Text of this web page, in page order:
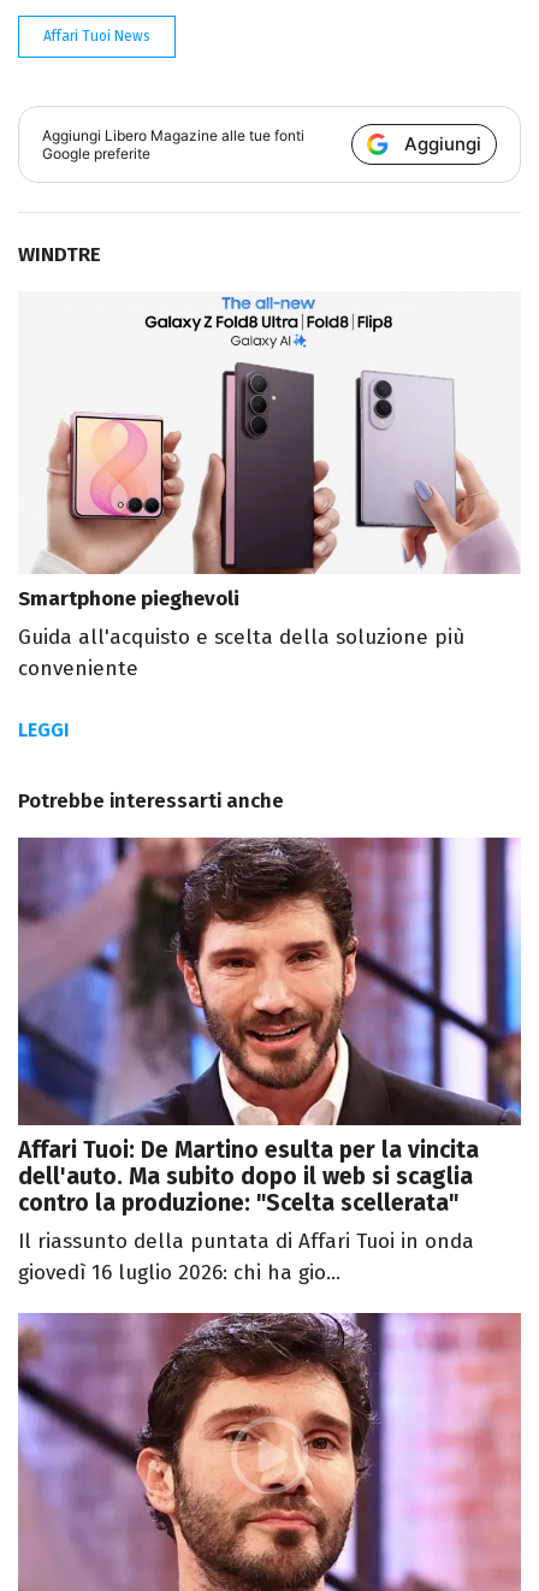
Affari Tuoi News
Aggiungi Libero Magazine alle tue fonti
Google preferite
Aggiungi
WINDTRE
Smartphone pieghevoli
Guida all'acquisto e scelta della soluzione più
conveniente
LEGGI
Potrebbe interessarti anche
Affari Tuoi: De Martino esulta per la vincita
dell'auto. Ma subito dopo il web si scaglia
contro la produzione: "Scelta scellerata"
Il riassunto della puntata di Affari Tuoi in onda
giovedì 16 luglio 2026: chi ha gio...